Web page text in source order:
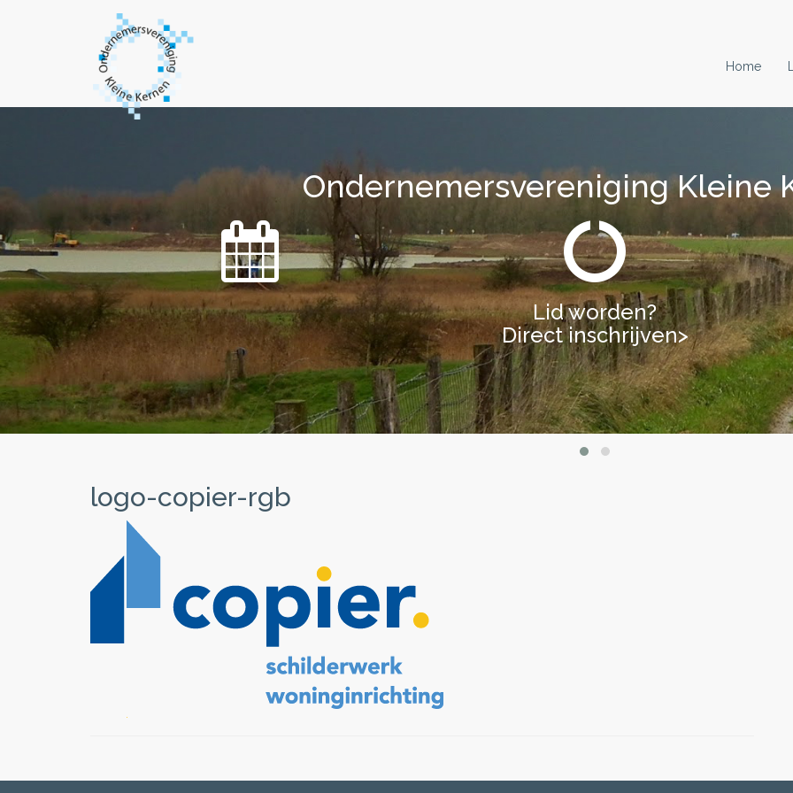
Home
Ondernemersvereniging Kleine
Lid worden?
Direct inschrijven>
Ondernemersvereniging Kleine
Lid worden?
Direct inschrijven>
logo-copier-rgb